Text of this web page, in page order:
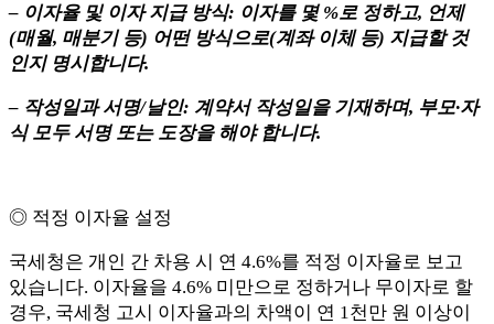
– 이자율 및 이자 지급 방식: 이자를 몇 %로 정하고, 언제
(매월, 매분기 등) 어떤 방식으로(계좌 이체 등) 지급할 것
인지 명시합니다.
– 작성일과 서명/날인: 계약서 작성일을 기재하며, 부모·자
식 모두 서명 또는 도장을 해야 합니다.
◎ 적정 이자율 설정
국세청은 개인 간 차용 시 연 4.6%를 적정 이자율로 보고
있습니다. 이자율을 4.6% 미만으로 정하거나 무이자로 할
경우, 국세청 고시 이자율과의 차액이 연 1천만 원 이상이